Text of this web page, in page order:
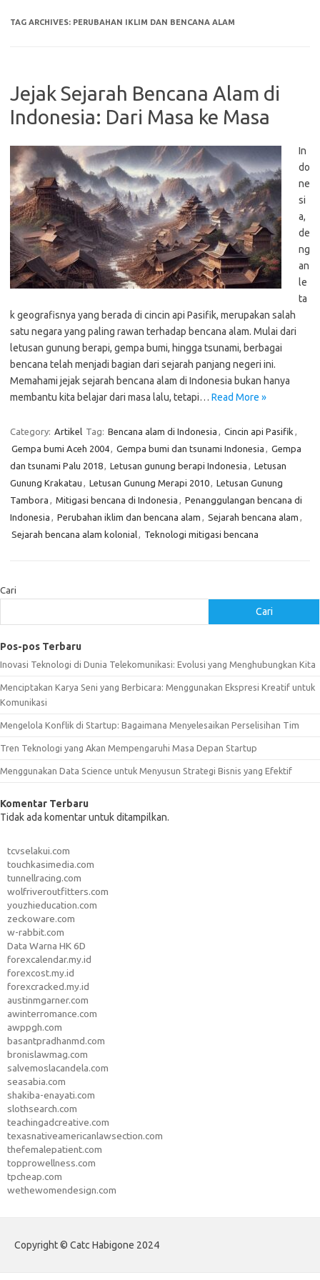
TAG ARCHIVES: PERUBAHAN IKLIM DAN BENCANA ALAM
Jejak Sejarah Bencana Alam di
Indonesia: Dari Masa ke Masa
In
do
ne
si
a,
de
ng
an
le
ta
k geografisnya yang berada di cincin api Pasifik, merupakan salah
satu negara yang paling rawan terhadap bencana alam. Mulai dari
letusan gunung berapi, gempa bumi, hingga tsunami, berbagai
bencana telah menjadi bagian dari sejarah panjang negeri ini.
Memahami jejak sejarah bencana alam di Indonesia bukan hanya
membantu kita belajar dari masa lalu, tetapi… Read More »
Category: Artikel Tag: Bencana alam di Indonesia , Cincin api Pasifik ,
Gempa bumi Aceh 2004, Gempa bumi dan tsunami Indonesia , Gempa
dan tsunami Palu 2018, Letusan gunung berapi Indonesia , Letusan
Gunung Krakatau , Letusan Gunung Merapi 2010, Letusan Gunung
Tambora , Mitigasi bencana di Indonesia , Penanggulangan bencana di
Indonesia , Perubahan iklim dan bencana alam , Sejarah bencana alam ,
Sejarah bencana alam kolonial, Teknologi mitigasi bencana
Cari
Cari
Pos-pos Terbaru
Inovasi Teknologi di Dunia Telekomunikasi: Evolusi yang Menghubungkan Kita
Menciptakan Karya Seni yang Berbicara: Menggunakan Ekspresi Kreatif untuk
Komunikasi
Mengelola Konflik di Startup: Bagaimana Menyelesaikan Perselisihan Tim
Tren Teknologi yang Akan Mempengaruhi Masa Depan Startup
Menggunakan Data Science untuk Menyusun Strategi Bisnis yang Efektif
Komentar Terbaru
Tidak ada komentar untuk ditampilkan.
tcvselakui.com
touchkasimedia.com
tunnellracing.com
wolfriveroutfitters.com
youzhieducation.com
zeckoware.com
w-rabbit.com
Data Warna HK 6D
forexcalendar.my.id
forexcost.my.id
forexcracked.my.id
austinmgarner.com
awinterromance.com
awppgh.com
basantpradhanmd.com
bronislawmag.com
salvemoslacandela.com
seasabia.com
shakiba-enayati.com
slothsearch.com
teachingadcreative.com
texasnativeamericanlawsection.com
thefemalepatient.com
topprowellness.com
tpcheap.com
wethewomendesign.com
Copyright © Catc Habigone 2024